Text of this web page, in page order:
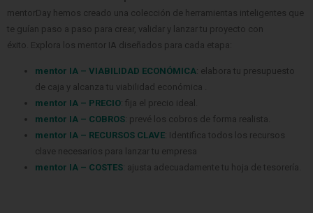
mentorDay hemos creado una colección de herramientas inteligentes que
te guían paso a paso para crear, validar y lanzar tu proyecto con
éxito. Explora los mentor IA diseñados para cada etapa:
mentor IA – VIABILIDAD ECONÓMICA : elabora tu presupuesto
de caja y alcanza tu viabilidad económica .
mentor IA – PRECIO : fija el precio ideal.
mentor IA – COBROS : prevé los cobros de forma realista.
mentor IA – RECURSOS CLAVE : Identifica todos los recursos
clave necesarios para lanzar tu empresa
mentor IA – COSTES : ajusta adecuadamente tu hoja de tesorería.